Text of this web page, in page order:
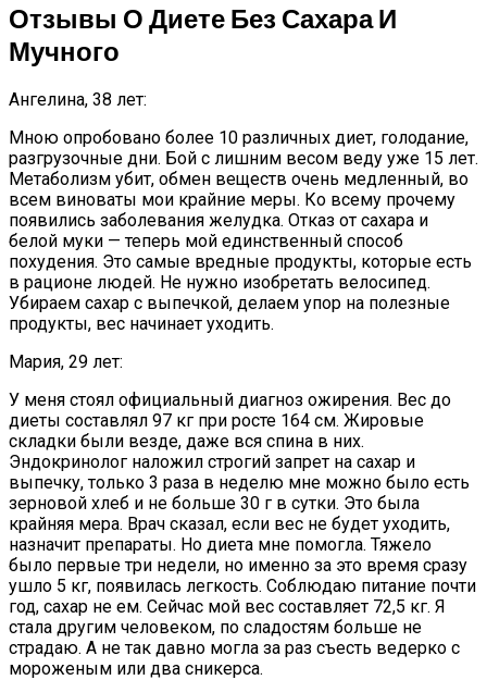
Отзывы О Диете Без Сахара И
Мучного
Ангелина, 38 лет:
Мною опробовано более 10 различных диет, голодание,
разгрузочные дни. Бой с лишним весом веду уже 15 лет.
Метаболизм убит, обмен веществ очень медленный, во
всем виноваты мои крайние меры. Ко всему прочему
появились заболевания желудка. Отказ от сахара и
белой муки — теперь мой единственный способ
похудения. Это самые вредные продукты, которые есть
в рационе людей. Не нужно изобретать велосипед.
Убираем сахар с выпечкой, делаем упор на полезные
продукты, вес начинает уходить.
Мария, 29 лет:
У меня стоял официальный диагноз ожирения. Вес до
диеты составлял 97 кг при росте 164 см. Жировые
складки были везде, даже вся спина в них.
Эндокринолог наложил строгий запрет на сахар и
выпечку, только 3 раза в неделю мне можно было есть
зерновой хлеб и не больше 30 г в сутки. Это была
крайняя мера. Врач сказал, если вес не будет уходить,
назначит препараты. Но диета мне помогла. Тяжело
было первые три недели, но именно за это время сразу
ушло 5 кг, появилась легкость. Соблюдаю питание почти
год, сахар не ем. Сейчас мой вес составляет 72,5 кг. Я
стала другим человеком, по сладостям больше не
страдаю. А не так давно могла за раз съесть ведерко с
мороженым или два сникерса.